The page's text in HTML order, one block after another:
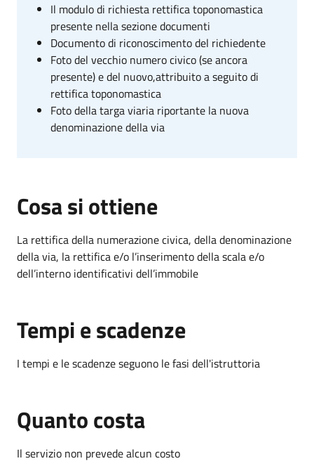
Il modulo di richiesta rettifica toponomastica
presente nella sezione documenti
Documento di riconoscimento del richiedente
Foto del vecchio numero civico (se ancora
presente) e del nuovo,attribuito a seguito di
rettifica toponomastica
Foto della targa viaria riportante la nuova
denominazione della via
Cosa si ottiene
La rettifica della numerazione civica, della denominazione
della via, la rettifica e/o l’inserimento della scala e/o
dell’interno identificativi dell’immobile
Tempi e scadenze
I tempi e le scadenze seguono le fasi dell'istruttoria
Quanto costa
Il servizio non prevede alcun costo